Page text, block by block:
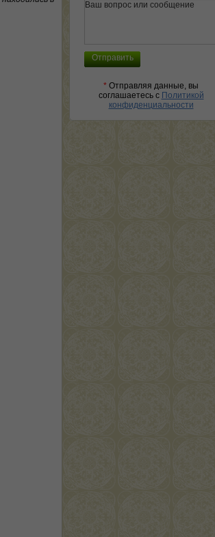
* Отправляя данные, вы
соглашаетесь с Политикой
конфиденциальности